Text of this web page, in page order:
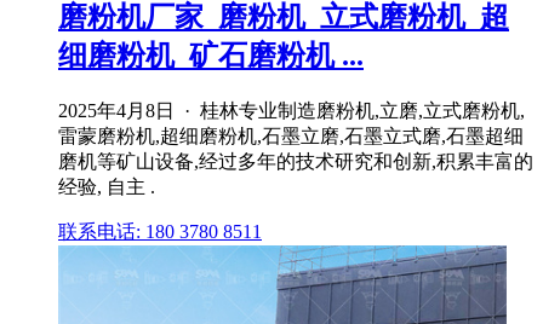
磨粉机厂家_磨粉机_立式磨粉机_超
细磨粉机_矿石磨粉机 ...
2025年4月8日 · 桂林专业制造磨粉机,立磨,立式磨粉机,
雷蒙磨粉机,超细磨粉机,石墨立磨,石墨立式磨,石墨超细
磨机等矿山设备,经过多年的技术研究和创新,积累丰富的
经验, 自主 .
联系电话: 180 3780 8511